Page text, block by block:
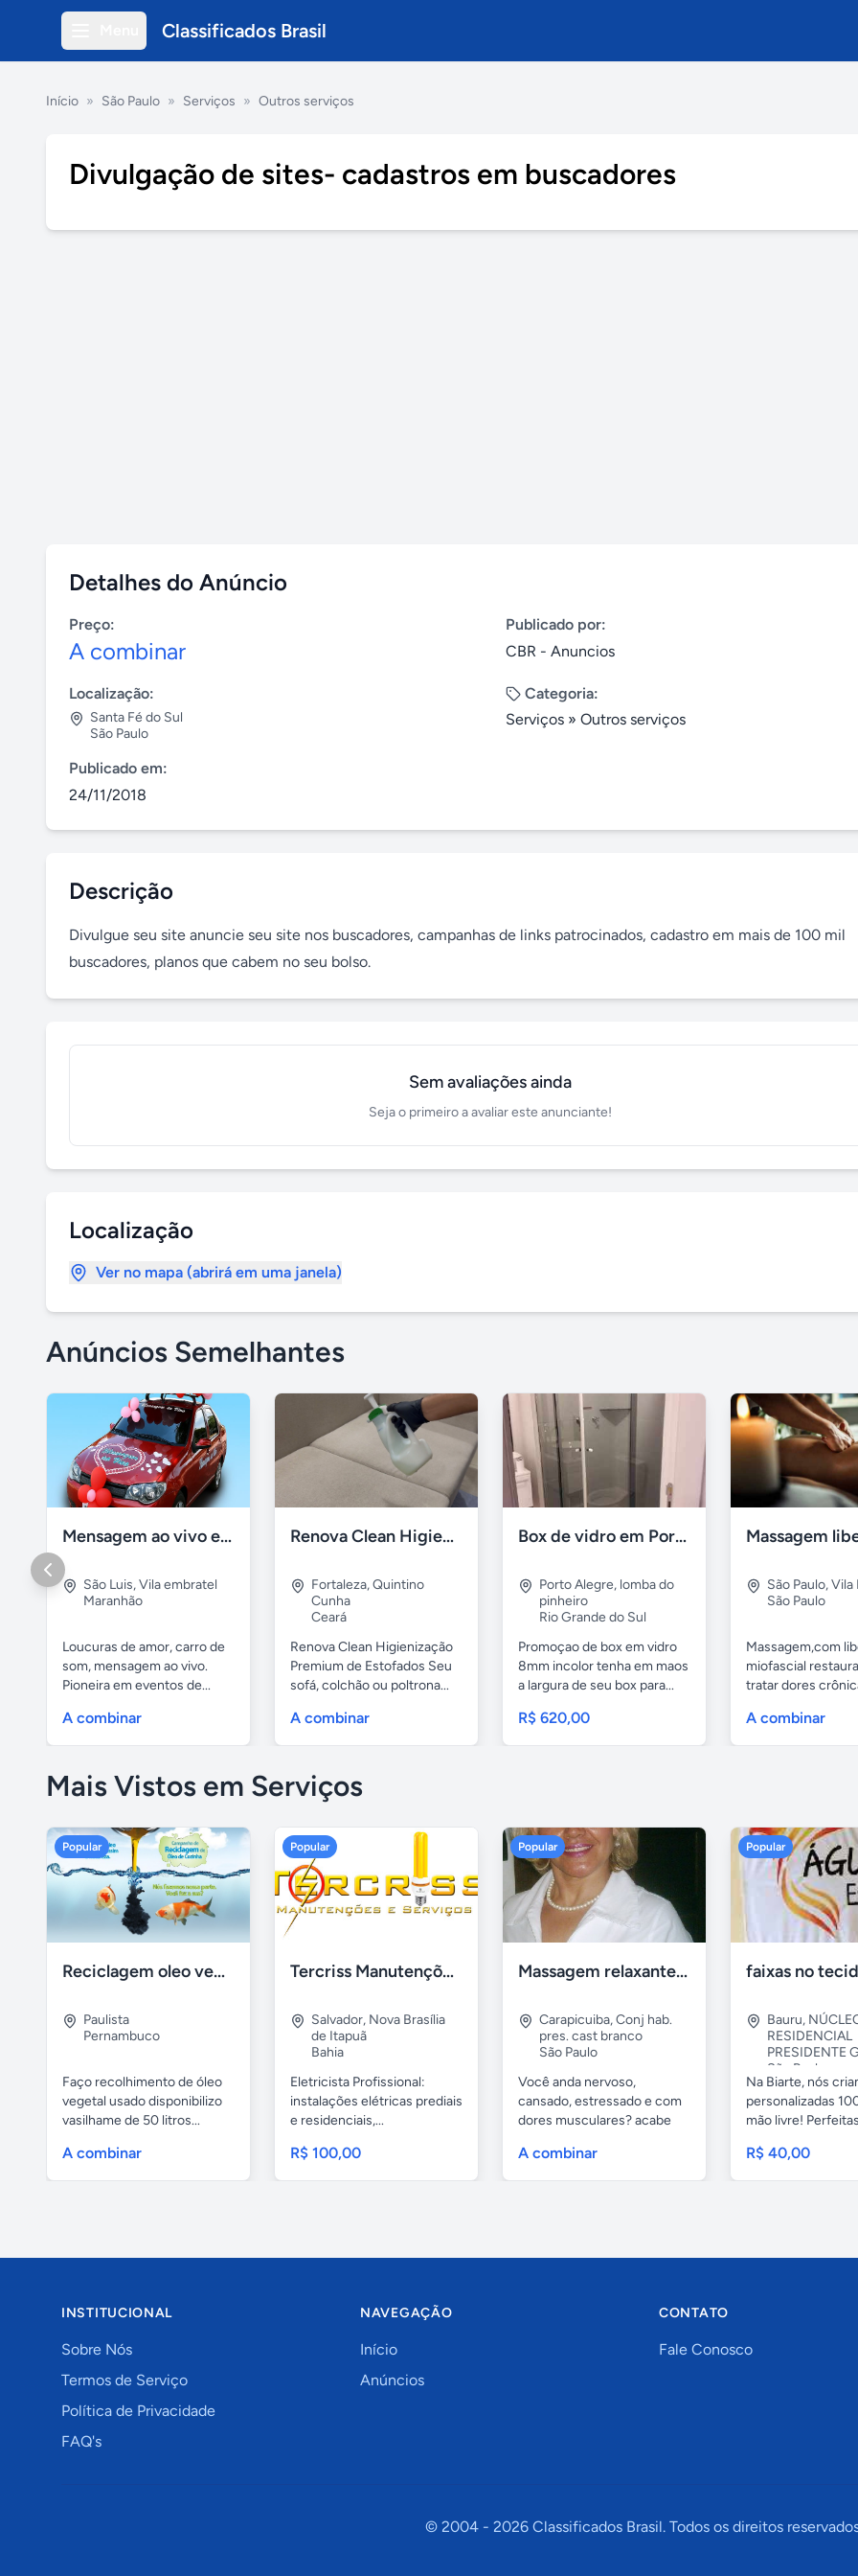
Classificados Brasil
Início » São Paulo » Serviços » Outros serviços
Divulgação de sites- cadastros em buscadores
Detalhes do Anúncio
Preço:
A combinar
Publicado por:
CBR - Anuncios
Localização:
Santa Fé do Sul
São Paulo
Categoria:
Serviços » Outros serviços
Publicado em:
24/11/2018
Descrição
Divulgue seu site anuncie seu site nos buscadores, campanhas de links patrocinados, cadastro em mais de 100 mil
buscadores, planos que cabem no seu bolso.
Sem avaliações ainda
Seja o primeiro a avaliar este anunciante!
Localização
Ver no mapa (abrirá em uma janela)
Anúncios Semelhantes
Mensagem ao vivo em carro de som
São Luis,Vila embratel
Maranhão
Loucuras de amor, carro de
som, mensagem ao vivo.
Pioneira em eventos de...
A combinar
Renova Clean Higienização Premium de Estofados
Fortaleza,Quintino
Cunha
Ceará
Renova Clean Higienização
Premium de Estofados Seu
sofá, colchão ou poltrona...
A combinar
Box de vidro em Porto Alegre
Porto Alegre, lomba do
pinheiro
Rio Grande do Sul
Promoçao de box em vidro
8mm incolor tenha em maos
a largura de seu box para...
R$ 620,00
São Paulo,Vila
São Paulo
Massagem,com
miofascial
tratar dores
A combinar
Mais Vistos em Serviços
Popular
Reciclagem oleo vegetal
Paulista
Pernambuco
Faço recolhimento de óleo
vegetal usado disponibilizo
vasilhame de 50 litros...
A combinar
Popular
Tercriss Manutenções e Serviços
Salvador, Nova Brasília
de Itapuã
Bahia
Eletricista Profissional:
instalações elétricas prediais
e residenciais,...
R$ 100,00
Popular
Massagem relaxante- terapeutica e depilação
Carapicuiba,Conj hab.
pres. cast branco
São Paulo
Você anda nervoso,
cansado, estressado e com
dores musculares? acabe
A combinar
Popular
Bauru,
RESIDENCIAL
PRESIDENTE
São Paulo
Na Biarte, nós
personalizadas
mão livre!
R$ 40,00
INSTITUCIONAL
Sobre Nós
Termos de Serviço
Política de Privacidade
FAQ's
NAVEGAÇÃO
Início
Anúncios
CONTATO
Fale Conosco
© 2004 - 2026Classificados Brasil. Todos os direitos